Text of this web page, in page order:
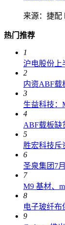
来源：捷配
热门推荐
1
沪电股份上
2
内资ABF载
3
生益科技：
4
ABF载板缺
5
胜宏科技斥
6
圣泉集团7
7
M9 基材、
8
电子玻纤布
9